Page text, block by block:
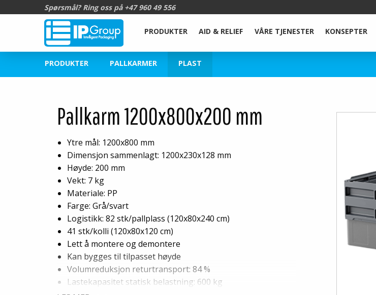
Spørsmål? Ring oss på +47 960 49 556
PRODUKTER AID & RELIEF VÅRE TJENESTER KONSEPTER
PRODUKTER PALLKARMER PLAST
Pallkarm 1200x800x200 mm
Ytre mål: 1200x800 mm
Dimensjon sammenlagt: 1200x230x128 mm
Høyde: 200 mm
Vekt: 7 kg
Materiale: PP
Farge: Grå/svart
Logistikk: 82 stk/pallplass (120x80x240 cm)
41 stk/kolli (120x80x120 cm)
Lett å montere og demontere
Kan bygges til tilpasset høyde
Volumreduksjon returtransport: 84 %
Lastekapasitet statisk belastning: 600 kg